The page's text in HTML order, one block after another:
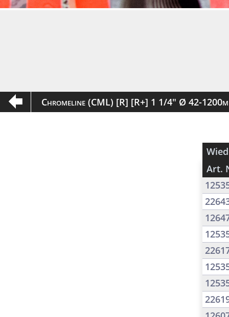
Chromeline (CML) [R] [R+] 1 1/4" Ø 42-
Art.